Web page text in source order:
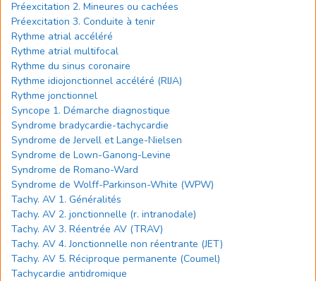
Préexcitation 2. Mineures ou cachées
Préexcitation 3. Conduite à tenir
Rythme atrial accéléré
Rythme atrial multifocal
Rythme du sinus coronaire
Rythme idiojonctionnel accéléré (RIJA)
Rythme jonctionnel
Syncope 1. Démarche diagnostique
Syndrome bradycardie-tachycardie
Syndrome de Jervell et Lange-Nielsen
Syndrome de Lown-Ganong-Levine
Syndrome de Romano-Ward
Syndrome de Wolff-Parkinson-White (WPW)
Tachy. AV 1. Généralités
Tachy. AV 2. jonctionnelle (r. intranodale)
Tachy. AV 3. Réentrée AV (TRAV)
Tachy. AV 4. Jonctionnelle non réentrante (JET)
Tachy. AV 5. Réciproque permanente (Coumel)
Tachycardie antidromique